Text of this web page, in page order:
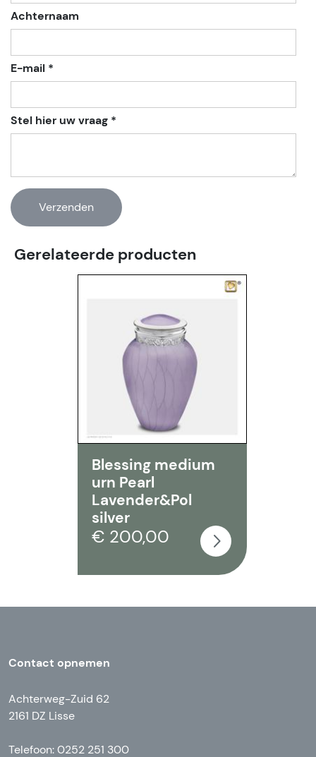
Achternaam
E-mail *
Stel hier uw vraag *
Gerelateerde producten
Blessing medium
urn Pearl
Lavender&Pol
silver
€ 200,00
Contact opnemen
Achterweg-Zuid 62
2161 DZ Lisse
Telefoon: 0252 251 300